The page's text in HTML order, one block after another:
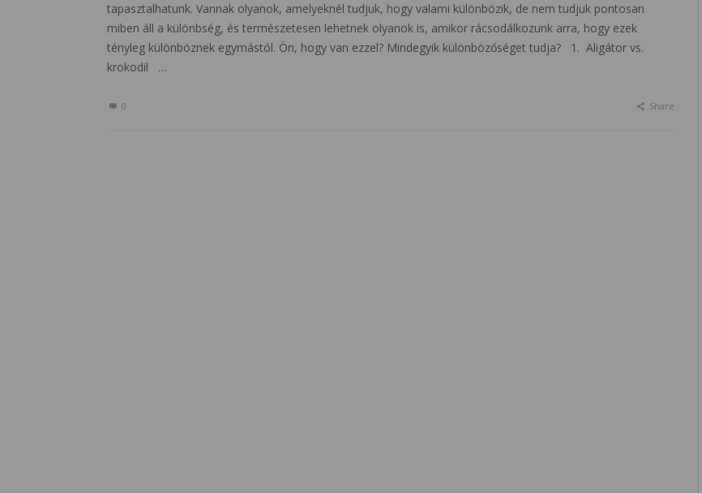
tapasztalhatunk. Vannak olyanok, amelyeknél tudjuk, hogy valami különbözik, de nem tudjuk pontosan
miben áll a különbség, és természetesen lehetnek olyanok is, amikor rácsodálkozunk arra, hogy ezek
tényleg különböznek egymástól. Ön, hogy van ezzel? Mindegyik különbözőséget tudja? 1. Aligátor vs.
krokodil …
0 Share